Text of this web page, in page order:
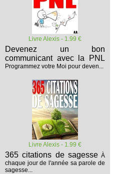
Livre Alexis - 1.99 €
Devenez un bon
communicant avec la PNL
Programmez votre Moi pour deven...
Livre Alexis - 1.99 €
365 citations de sagesse À
chaque jour de l'année sa parole de
sagesse...